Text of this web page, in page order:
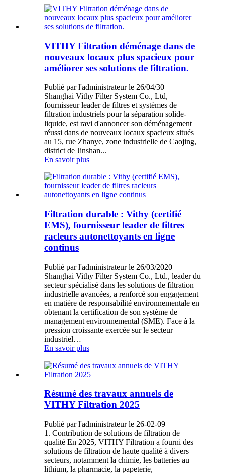
VITHY Filtration déménage dans de
nouveaux locaux plus spacieux pour
améliorer ses solutions de filtration.
Publié par l'administrateur le 26/04/30
Shanghai Vithy Filter System Co., Ltd,
fournisseur leader de filtres et systèmes de
filtration industriels pour la séparation solide-
liquide, est ravi d'annoncer son déménagement
réussi dans de nouveaux locaux spacieux situés
au 15, rue Zhanye, zone industrielle de Caojing,
district de Jinshan...
En savoir plus
Filtration durable : Vithy (certifié
EMS), fournisseur leader de filtres
racleurs autonettoyants en ligne
continus
Publié par l'administrateur le 26/03/2020
Shanghai Vithy Filter System Co., Ltd., leader du
secteur spécialisé dans les solutions de filtration
industrielle avancées, a renforcé son engagement
en matière de responsabilité environnementale en
obtenant la certification de son système de
management environnemental (SME). Face à la
pression croissante exercée sur le secteur
industriel…
En savoir plus
Résumé des travaux annuels de
VITHY Filtration 2025
Publié par l'administrateur le 26-02-09
1. Contribution de solutions de filtration de
qualité En 2025, VITHY Filtration a fourni des
solutions de filtration de haute qualité à divers
secteurs, notamment la chimie, les batteries au
lithium, la pharmacie, la papeterie,